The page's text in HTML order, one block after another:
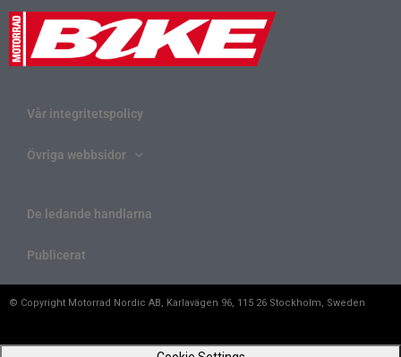
Vår integritetspolicy
Övriga webbsidor
De ledande handlarna
Publicerat
© Copyright Motorrad Nordic AB, Karlavägen 96, 115 26 Stockholm, Sweden